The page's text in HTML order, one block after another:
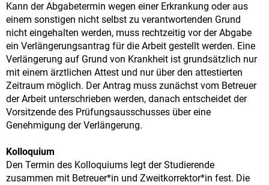
Kann der Abgabetermin wegen einer Erkrankung oder aus
einem sonstigen nicht selbst zu verantwortenden Grund
nicht eingehalten werden, muss rechtzeitig vor der Abgabe
ein Verlängerungsantrag für die Arbeit gestellt werden. Eine
Verlängerung auf Grund von Krankheit ist grundsätzlich nur
mit einem ärztlichen Attest und nur über den attestierten
Zeitraum möglich. Der Antrag muss zunächst vom Betreuer
der Arbeit unterschrieben werden, danach entscheidet der
Vorsitzende des Prüfungsausschusses über eine
Genehmigung der Verlängerung.
Kolloquium
Den Termin des Kolloquiums legt der Studierende
zusammen mit Betreuer*in und Zweitkorrektor*in fest. Die